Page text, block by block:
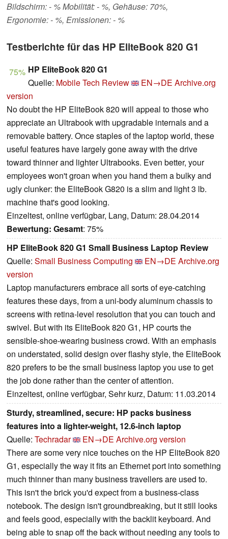
Bildschirm: - % Mobilität: - %, Gehäuse: 70%,
Ergonomie: - %, Emissionen: - %
Testberichte für das HP EliteBook 820 G1
75% HP EliteBook 820 G1
Quelle: Mobile Tech Review EN→DE Archive.org
version
No doubt the HP EliteBook 820 will appeal to those who
appreciate an Ultrabook with upgradable internals and a
removable battery. Once staples of the laptop world, these
useful features have largely gone away with the drive
toward thinner and lighter Ultrabooks. Even better, your
employees won't groan when you hand them a bulky and
ugly clunker: the EliteBook G820 is a slim and light 3 lb.
machine that's good looking.
Einzeltest, online verfügbar, Lang, Datum: 28.04.2014
Bewertung: Gesamt: 75%
HP EliteBook 820 G1 Small Business Laptop Review
Quelle: Small Business Computing EN→DE Archive.org
version
Laptop manufacturers embrace all sorts of eye-catching
features these days, from a uni-body aluminum chassis to
screens with retina-level resolution that you can touch and
swivel. But with its EliteBook 820 G1, HP courts the
sensible-shoe-wearing business crowd. With an emphasis
on understated, solid design over flashy style, the EliteBook
820 prefers to be the small business laptop you use to get
the job done rather than the center of attention.
Einzeltest, online verfügbar, Sehr kurz, Datum: 11.03.2014
Sturdy, streamlined, secure: HP packs business
features into a lighter-weight, 12.6-inch laptop
Quelle: Techradar EN→DE Archive.org version
There are some very nice touches on the HP EliteBook 820
G1, especially the way it fits an Ethernet port into something
much thinner than many business travellers are used to.
This isn't the brick you'd expect from a business-class
notebook. The design isn't groundbreaking, but it still looks
and feels good, especially with the backlit keyboard. And
being able to snap off the back without needing any tools to